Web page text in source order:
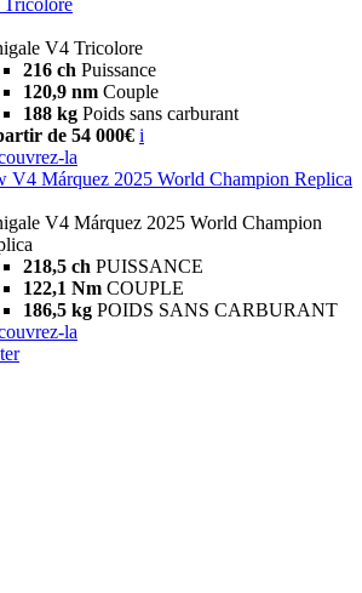
V4 Tricolore
216 ch Puissance
120,9 nm Couple
188 kg Poids sans carburant
de 54 000€ i
la
V4 Márquez 2025 World Champion Replica
V4 Márquez 2025 World Champion
218,5 ch PUISSANCE
122,1 Nm COUPLE
186,5 kg POIDS SANS CARBURANT
la